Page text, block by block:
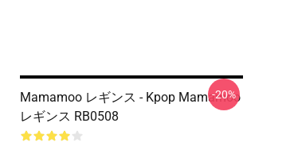
Mamamoo レギンス - Kpop Mamamoo
レギンス RB0508
-20%